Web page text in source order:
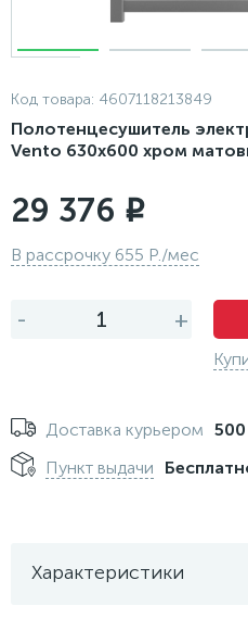
Код товара: 4607118213849
Полотенцесушитель
Vento 630х600 хром
29 376 i
В рассрочку 655 Р./мес
- +
Доставка курьером 500
Пункт выдачи
Характеристики